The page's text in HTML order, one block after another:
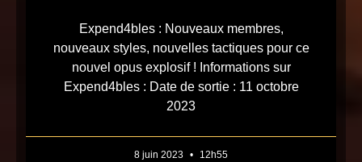
Expend4bles : Nouveaux membres,
nouveaux styles, nouvelles tactiques pour ce
nouvel opus explosif ! Informations sur
Expend4bles : Date de sortie : 11 octobre
2023
8 juin 2023 12h55